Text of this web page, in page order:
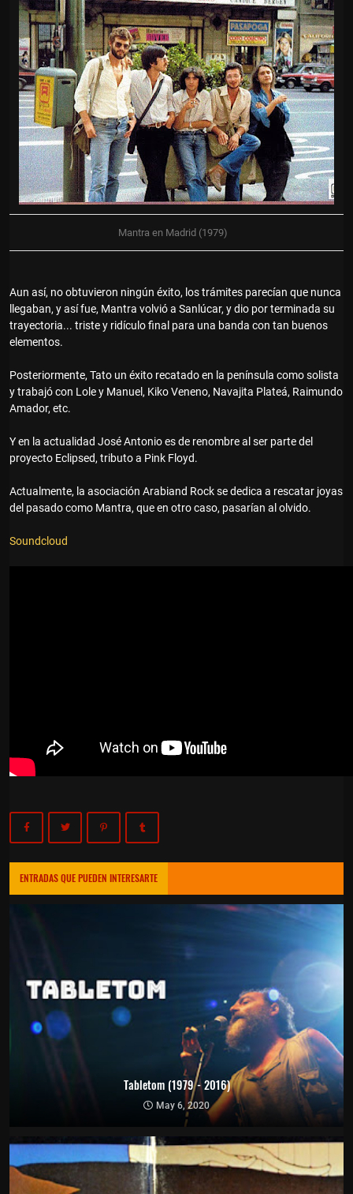
Mantra en Madrid (1979)
Aun así, no obtuvieron ningún éxito, los trámites parecían que nunca
llegaban, y así fue, Mantra volvió a Sanlúcar, y dio por terminada su
trayectoria... triste y ridículo final para una banda con tan buenos
elementos.
Posteriormente, Tato un éxito recatado en la península como solista
y trabajó con Lole y Manuel, Kiko Veneno, Navajita Plateá, Raimundo
Amador, etc.
Y en la actualidad José Antonio es de renombre al ser parte del
proyecto Eclipsed, tributo a Pink Floyd.
Actualmente, la asociación Arabiand Rock se dedica a rescatar joyas
del pasado como Mantra, que en otro caso, pasarían al olvido.
Soundcloud
ENTRADAS QUE PUEDEN INTERESARTE
Tabletom (1979 - 2016)
May 6, 2020